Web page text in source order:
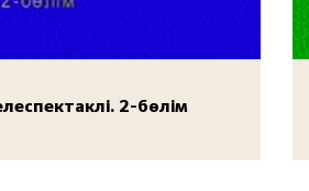
2-бөлім